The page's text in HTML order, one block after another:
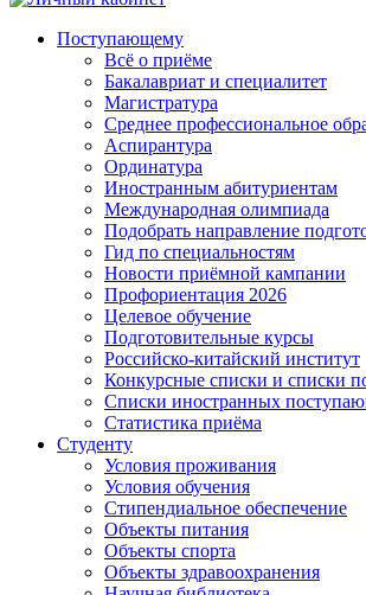
Поступающему
Всё о приёме
Бакалавриат и специалитет
Магистратура
Среднее профессиональное
Аспирантура
Ординатура
Иностранным абитуриентам
Международная олимпиада
Подобрать направление
Гид по специальностям
Новости приёмной кампании
Профориентация 2026
Целевое обучение
Подготовительные курсы
Российско-китайский институт
Конкурсные списки и списки
Списки иностранных
Статистика приёма
Студенту
Условия проживания
Условия обучения
Стипендиальное обеспечение
Объекты питания
Объекты спорта
Объекты здравоохранения